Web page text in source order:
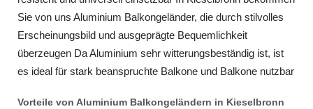
Sie von uns Aluminium Balkongeländer, die durch stilvolles
Erscheinungsbild und ausgeprägte Bequemlichkeit
überzeugen Da Aluminium sehr witterungsbeständig ist, ist
es ideal für stark beanspruchte Balkone und Balkone nutzbar
Vorteile von Aluminium Balkongeländern in Kieselbronn